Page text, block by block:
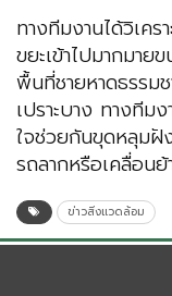
ทางทีมงานได้วิเค
ขยะเข้าไปมากมา
พื้นที่ชายหาดธรรม
เปราะบาง ทางทีม
ใจช่วยกันขุดหลุมฝั
รถลากหรือเคลื่อนย้
ข่าวสิ่งแวดล้อม